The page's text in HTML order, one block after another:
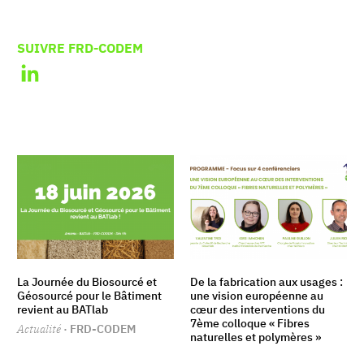
SUIVRE FRD-CODEM
La Journée du Biosourcé et
Géosourcé pour le Bâtiment
revient au BATlab
Actualité · FRD-CODEM
De la fabrication aux usages :
une vision européenne au
cœur des interventions du
7ème colloque « Fibres
naturelles et polymères »